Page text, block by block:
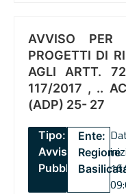
AVVISO PER
PROGETTI DI
AGLI ARTT.
117/2017 , ..
(ADP) 25- 27
Tipo:
Avviso
Pubblico
Ente:
Regione